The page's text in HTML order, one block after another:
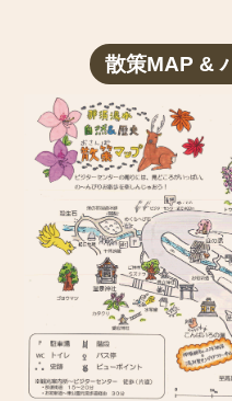
散策MAP &